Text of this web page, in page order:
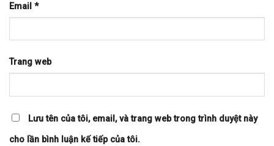
Email *
Trang web
Lưu tên của tôi, email, và trang web trong trình duyệt này
cho lần bình luận kế tiếp của tôi.